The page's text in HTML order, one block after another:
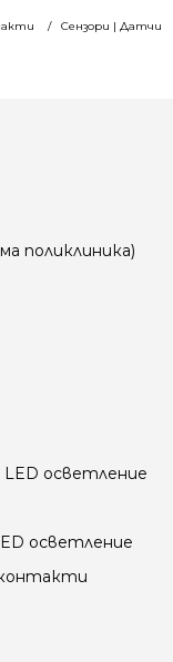
Сензори |
поликлиника)
LED осветление
осветление